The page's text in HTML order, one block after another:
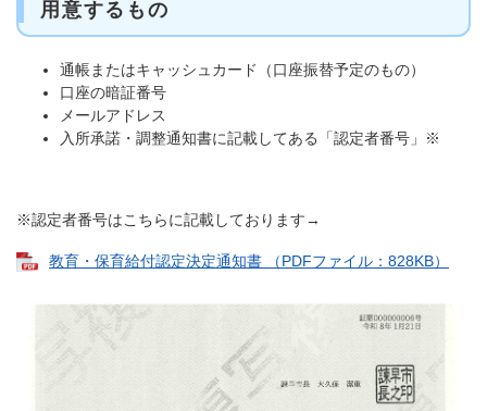
用意するもの
​通帳またはキャッシュカード（口座振替予定のもの）
口座の暗証番号
メールアドレス
入所承諾・調整通知書に記載してある「認定者番号」※
※認定者番号はこちらに記載しております→
教育・保育給付認定決定通知書 （PDFファイル：828KB）